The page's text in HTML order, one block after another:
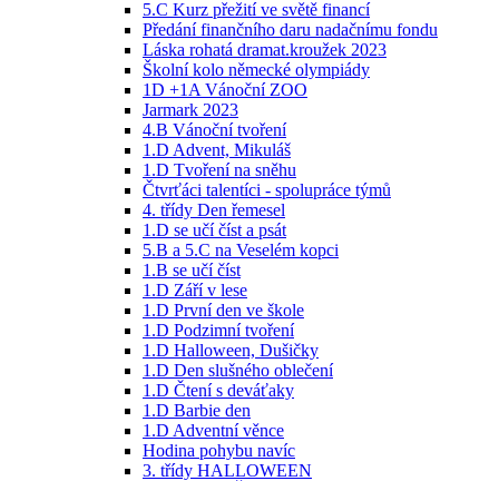
5.C Kurz přežití ve světě financí
Předání finančního daru nadačnímu fondu
Láska rohatá dramat.kroužek 2023
Školní kolo německé olympiády
1D +1A Vánoční ZOO
Jarmark 2023
4.B Vánoční tvoření
1.D Advent, Mikuláš
1.D Tvoření na sněhu
Čtvrťáci talentíci - spolupráce týmů
4. třídy Den řemesel
1.D se učí číst a psát
5.B a 5.C na Veselém kopci
1.B se učí číst
1.D Září v lese
1.D První den ve škole
1.D Podzimní tvoření
1.D Halloween, Dušičky
1.D Den slušného oblečení
1.D Čtení s deváťaky
1.D Barbie den
1.D Adventní věnce
Hodina pohybu navíc
3. třídy HALLOWEEN